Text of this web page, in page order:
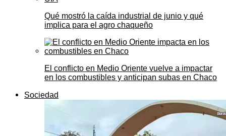
Qué mostró la caída industrial de junio y qué
implica para el agro chaqueño
El conflicto en Medio Oriente vuelve a impactar
en los combustibles y anticipan subas en Chaco
Sociedad